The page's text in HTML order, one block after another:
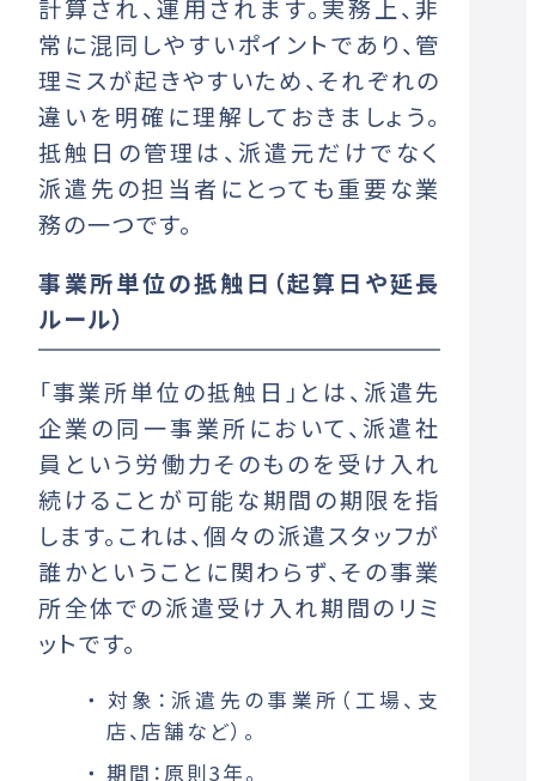
計算され、運用されます。実務上、非
常に混同しやすいポイントであり、管
理ミスが起きやすいため、それぞれの
違いを明確に理解しておきましょう。
抵触日の管理は、派遣元だけでなく
派遣先の担当者にとっても重要な業
務の一つです。
事業所単位の抵触日（起算日や延長
ルール）
「事業所単位の抵触日」とは、派遣先
企業の同一事業所において、派遣社
員という労働力そのものを受け入れ
続けることが可能な期間の期限を指
します。これは、個々の派遣スタッフが
誰かということに関わらず、その事業
所全体での派遣受け入れ期間のリミ
ットです。
対象：派遣先の事業所（工場、支
店、店舗など）。
期間：原則3年。